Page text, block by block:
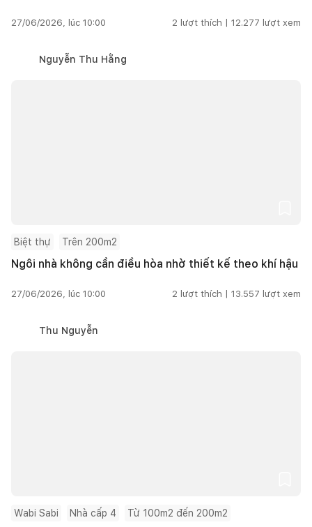
27/06/2026, lúc 10:00 2 lượt thích | 12.277 lượt xem
Nguyễn Thu Hằng
Biệt thự Trên 200m2
Ngôi nhà không cần điều hòa nhờ thiết kế theo khí hậu
27/06/2026, lúc 10:00 2 lượt thích | 13.557 lượt xem
Thu Nguyễn
Wabi Sabi Nhà cấp 4 Từ 100m2 đến 200m2